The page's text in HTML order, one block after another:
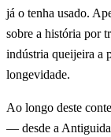
já o tenha usado.
sobre a história por
indústria queijeira a
longevidade.
Ao longo deste
— desde a